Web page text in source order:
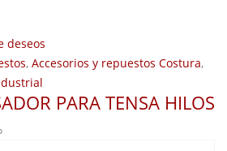
deseos
, Accesorios y repuestos Costura,
PARA TENSA HILOS